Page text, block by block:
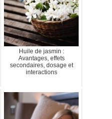
Huile de jasmin :
Avantages, effets
secondaires, dosage et
interactions